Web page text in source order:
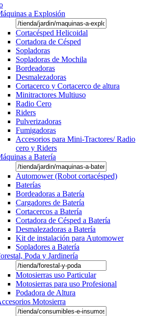
a Explosión
Cortacésped Helicoidal
Cortadora de Césped
Sopladoras
Sopladoras de Mochila
Bordeadoras
Desmalezadoras
Cortacerco y Cortacerco de altura
Minitractores Multiuso
Radio Cero
Riders
Pulverizadoras
Fumigadoras
Accesorios para Mini-Tractores/ Radio
cero y Riders
a Batería
Automower (Robot cortacésped)
Baterías
Bordeadoras a Batería
Cargadores de Batería
Cortacercos a Batería
Cortadora de Césped a Batería
Desmalezadoras a Batería
Kit de instalación para Automower
Sopladores a Batería
Poda y Jardinería
Motosierras uso Particular
Motosierras para uso Profesional
Podadora de Altura
Motosierra